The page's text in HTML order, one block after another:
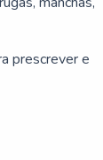
prescrever e